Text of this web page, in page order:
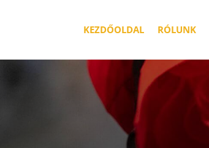
KEZDŐOLDAL RÓLUNK